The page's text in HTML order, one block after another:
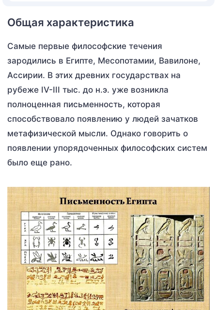
Общая характеристика
Самые первые философские течения
зародились в Египте, Месопотамии, Вавилоне,
Ассирии. В этих древних государствах на
рубеже IV-III тыс. до н.э. уже возникла
полноценная письменность, которая
способствовало появлению у людей зачатков
метафизической мысли. Однако говорить о
появлении упорядоченных философских систем
было еще рано.